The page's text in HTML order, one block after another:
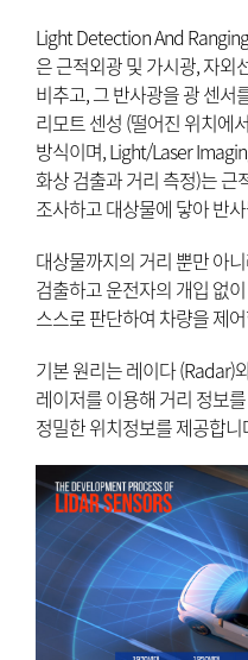
Light Detection And
은 근적외광 및 가시광, 자외
비추고, 그 반사광을 광 센서
리모트 센성 (떨어진 위치에
방식이며, Light/Laser
화상 검출과 거리 측정)는 근
조사하고 대상물에 닿아 반
대상물까지의 거리 뿐만 아
검출하고 운전자의 개입 없
스스로 판단하여 차량을 제
기본 원리는 레이다 (Radar)
레이저를 이용해 거리 정보
정밀한 위치정보를 제공합니